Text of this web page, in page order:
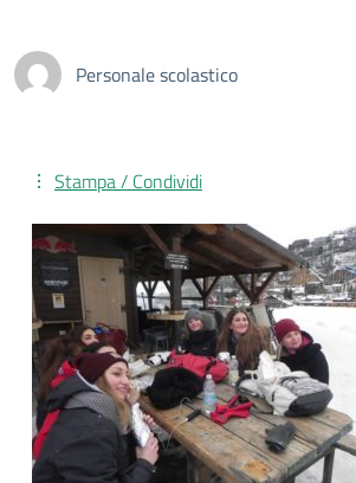
Personale scolastico
Stampa / Condividi